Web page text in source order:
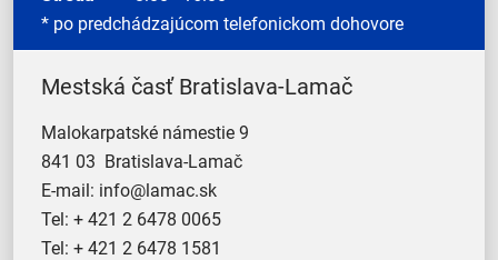
* po predchádzajúcom telefonickom dohovore
Mestská časť Bratislava-Lamač
Malokarpatské námestie 9
841 03 Bratislava-Lamač
E-mail: info@lamac.sk
Tel: + 421 2 6478 0065
Tel: + 421 2 6478 1581